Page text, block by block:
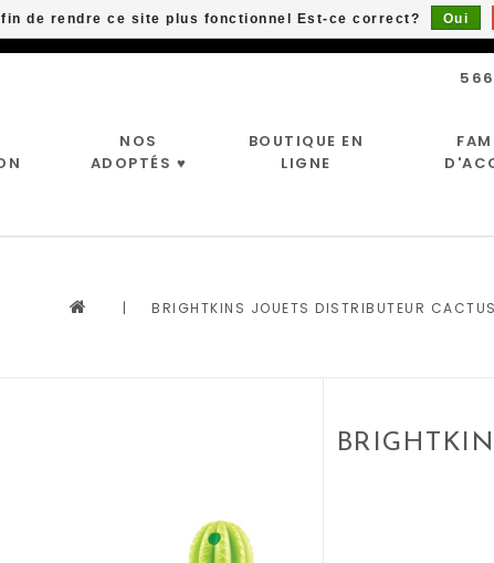
566
NOS
ADOPTÉS ♥
BOUTIQUE EN
LIGNE
| BRIGHTKINS JOUETS DISTRIBUTEUR
de rendre ce site plus fonctionnel Est-ce correct? Oui
Livraison gratuite à partir de 89$*